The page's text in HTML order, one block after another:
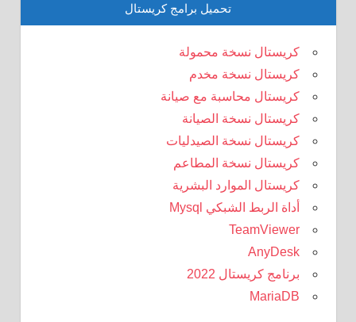
تحميل برامج كريستال
كريستال نسخة محمولة
كريستال نسخة مخدم
كريستال محاسبة مع صيانة
كريستال نسخة الصيانة
كريستال نسخة الصيدليات
كريستال نسخة المطاعم
كريستال الموارد البشرية
أداة الربط الشبكي Mysql
TeamViewer
AnyDesk
برنامج كريستال 2022
MariaDB